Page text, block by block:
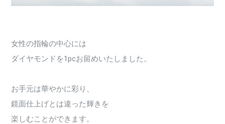
女性の指輪の中心には
ダイヤモンドを1pcお留めいたしました。
お手元は華やかに彩り、
鏡面仕上げとは違った輝きを
楽しむことができます。